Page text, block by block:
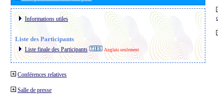
Informations utiles
Liste des Participants
Liste finale des Participants Anglais seulement
Conférences relatives
Salle de presse